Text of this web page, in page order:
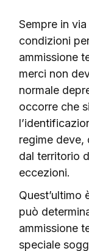
Sempre in
condizioni
ammissione
merci non
normale
occorre che
regime deve,
dal territorio
eccezioni.
Quest’ultimo
può
ammissione
speciale